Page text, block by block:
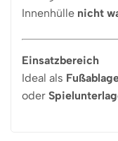
Innenhülle nicht
Einsatzbereich
Ideal als
oder